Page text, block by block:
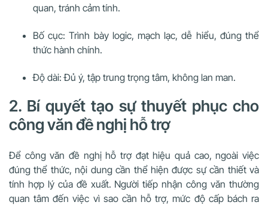
quan, tránh cảm tính.
Bố cục: Trình bày logic, mạch lạc, dễ hiểu, đúng thể
thức hành chính.
Độ dài: Đủ ý, tập trung trọng tâm, không lan man.
2. Bí quyết tạo sự thuyết phục cho
công văn đề nghị hỗ trợ
Để công văn đề nghị hỗ trợ đạt hiệu quả cao, ngoài việc
đúng thể thức, nội dung cần thể hiện được sự cần thiết và
tính hợp lý của đề xuất. Người tiếp nhận công văn thường
quan tâm đến việc vì sao cần hỗ trợ, mức độ cấp bách ra